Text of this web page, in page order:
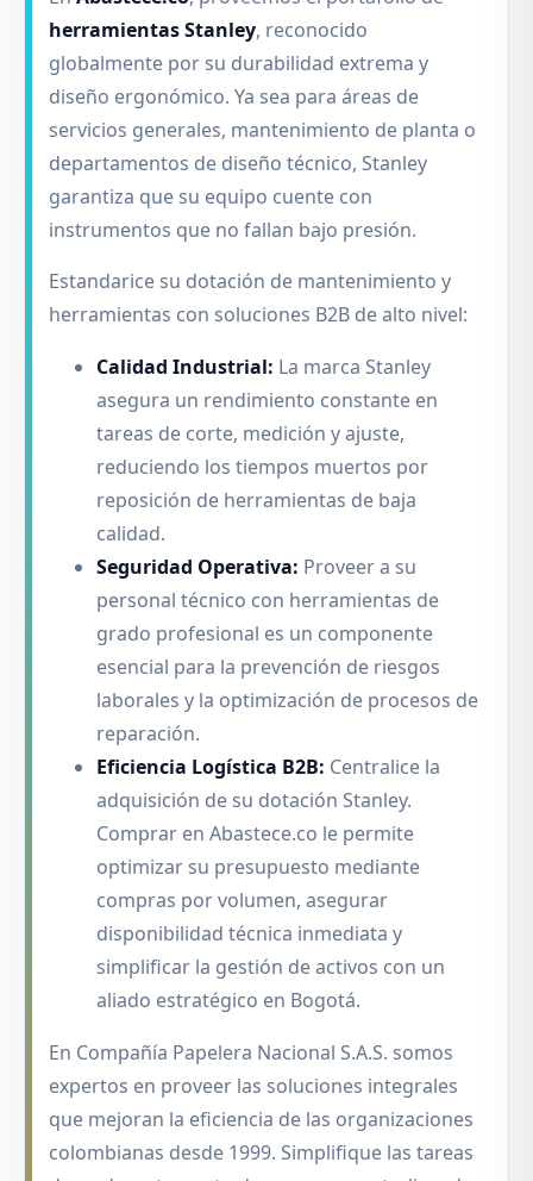
herramientas Stanley, reconocido
globalmente por su durabilidad extrema y
diseño ergonómico. Ya sea para áreas de
servicios generales, mantenimiento de planta o
departamentos de diseño técnico, Stanley
garantiza que su equipo cuente con
instrumentos que no fallan bajo presión.
Estandarice su dotación de mantenimiento y
herramientas con soluciones B2B de alto nivel:
Calidad Industrial: La marca Stanley
asegura un rendimiento constante en
tareas de corte, medición y ajuste,
reduciendo los tiempos muertos por
reposición de herramientas de baja
calidad.
Seguridad Operativa: Proveer a su
personal técnico con herramientas de
grado profesional es un componente
esencial para la prevención de riesgos
laborales y la optimización de procesos de
reparación.
Eficiencia Logística B2B: Centralice la
adquisición de su dotación Stanley.
Comprar en Abastece.co le permite
optimizar su presupuesto mediante
compras por volumen, asegurar
disponibilidad técnica inmediata y
simplificar la gestión de activos con un
aliado estratégico en Bogotá.
En Compañía Papelera Nacional S.A.S. somos
expertos en proveer las soluciones integrales
que mejoran la eficiencia de las organizaciones
colombianas desde 1999. Simplifique las tareas